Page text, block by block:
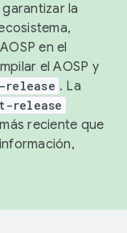
la
en el
el AOSP y
. La
release
reciente que